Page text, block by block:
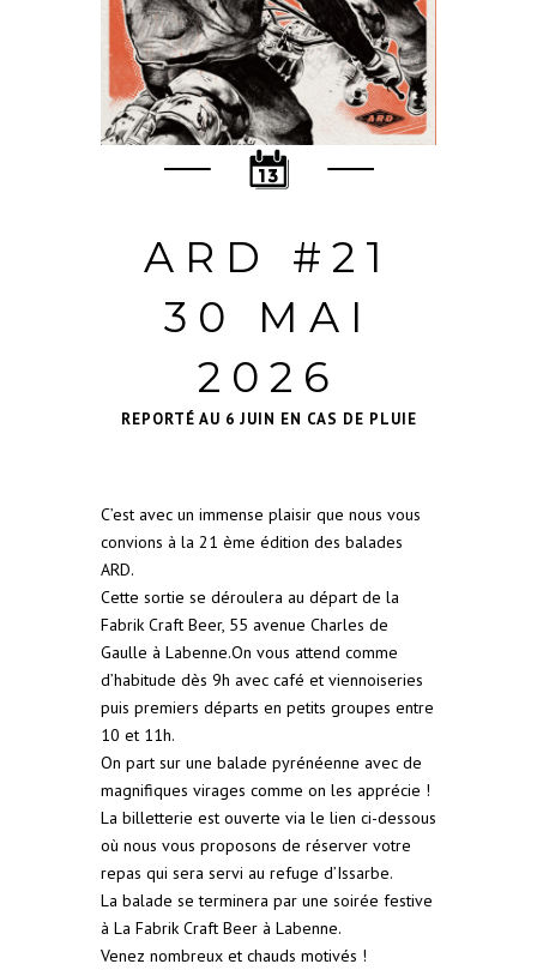
ARD #21
30 MAI
2026
REPORTÉ AU 6 JUIN EN CAS DE PLUIE
C’est avec un immense plaisir que nous vous
convions à la 21 ème édition des balades
ARD.
Cette sortie se déroulera au départ de la
Fabrik Craft Beer, 55 avenue Charles de
Gaulle à Labenne.On vous attend comme
d’habitude dès 9h avec café et viennoiseries
puis premiers départs en petits groupes entre
10 et 11h.
On part sur une balade pyrénéenne avec de
magnifiques virages comme on les apprécie !
La billetterie est ouverte via le lien ci-dessous
où nous vous proposons de réserver votre
repas qui sera servi au refuge d’Issarbe.
La balade se terminera par une soirée festive
à La Fabrik Craft Beer à Labenne.
Venez nombreux et chauds motivés !